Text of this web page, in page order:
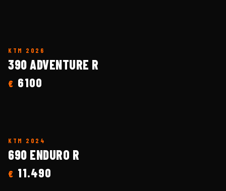
KTM 2026
390 ADVENTURE R
€ 6100
KTM 2024
690 ENDURO R
€ 11.490